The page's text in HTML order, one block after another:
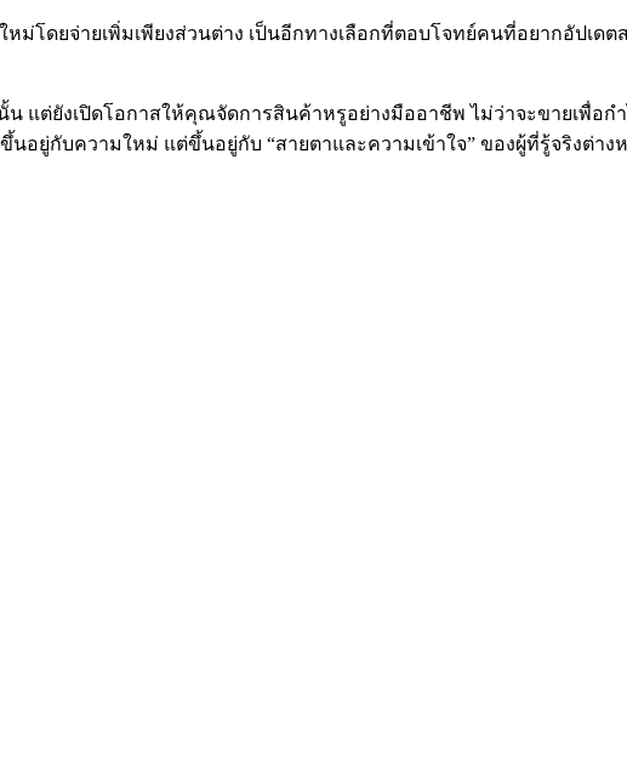
โดยจ่ายเพิ่มเพียงส่วนต่าง เป็นอีกทางเลือกที่ตอบโจทย์คนที่อยากอัปเดต
น แต่ยังเปิดโอกาสให้คุณจัดการสินค้าหรูอย่างมืออาชีพ ไม่ว่าจะขายเพื่อ
ยู่กับความใหม่ แต่ขึ้นอยู่กับ “สายตาและความเข้าใจ” ของผู้ที่รู้จริงต่าง